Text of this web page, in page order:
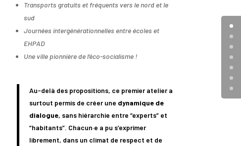
Transports gratuits et fréquents vers le nord et le
sud
Journées intergénérationnelles entre écoles et
EHPAD
Une ville pionnière de l’éco-socialisme !
Au-delà des propositions, ce premier atelier a
surtout permis de créer une dynamique de
dialogue, sans hiérarchie entre “experts” et
“habitants”. Chacun·e a pu s’exprimer
librement, dans un climat de respect et de